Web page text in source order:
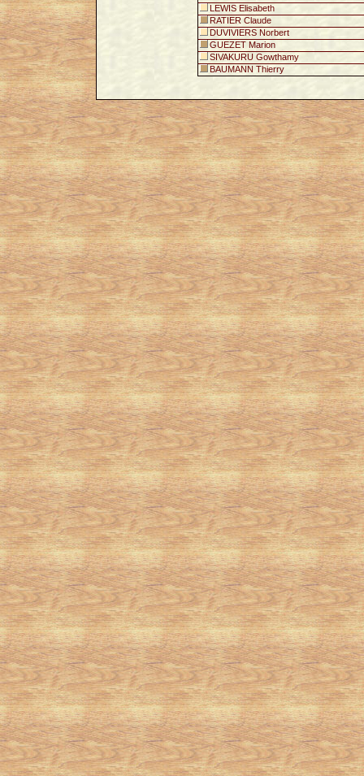
LEWIS Elisabeth
RATIER Claude
DUVIVIERS Norbert
GUEZET Marion
SIVAKURU Gowthamy
BAUMANN Thierry